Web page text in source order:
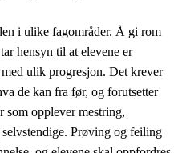
arbeidsliv
i ulike fagområder. Å gi rom
hensyn til at elevene er
ulik progresjon. Det krever
de kan fra før, og forutsetter
som opplever mestring,
Prøving og feiling